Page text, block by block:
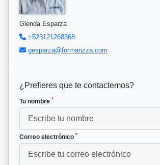
Glenda Esparza
+523121268368
gesparza@formanzza.com
¿Prefieres que te contactemos?
Tu nombre *
Correo electrónico *